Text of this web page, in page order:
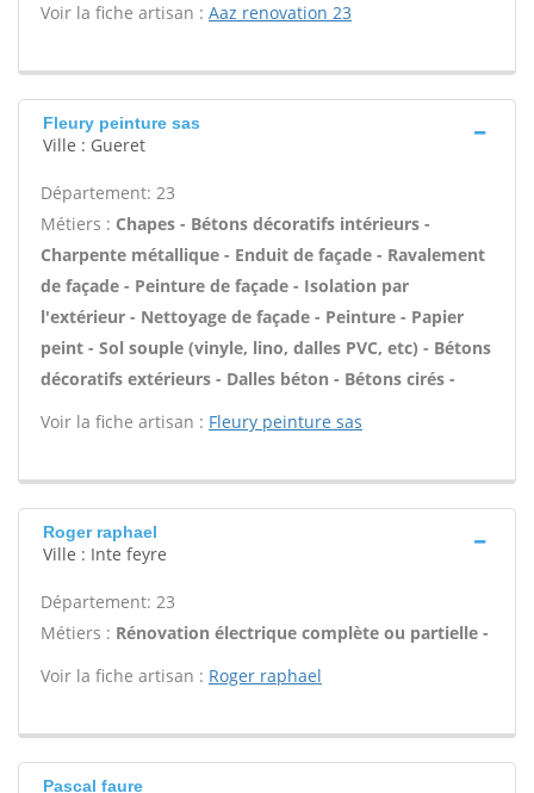
Voir la fiche artisan : Aaz renovation 23
Fleury peinture sas
Ville : Gueret
Département: 23
Métiers : Chapes - Bétons décoratifs intérieurs -
Charpente métallique - Enduit de façade - Ravalement
de façade - Peinture de façade - Isolation par
l'extérieur - Nettoyage de façade - Peinture - Papier
peint - Sol souple (vinyle, lino, dalles PVC, etc) - Bétons
décoratifs extérieurs - Dalles béton - Bétons cirés -
Voir la fiche artisan : Fleury peinture sas
Roger raphael
Ville : Inte feyre
Département: 23
Métiers : Rénovation électrique complète ou partielle -
Voir la fiche artisan : Roger raphael
Pascal faure